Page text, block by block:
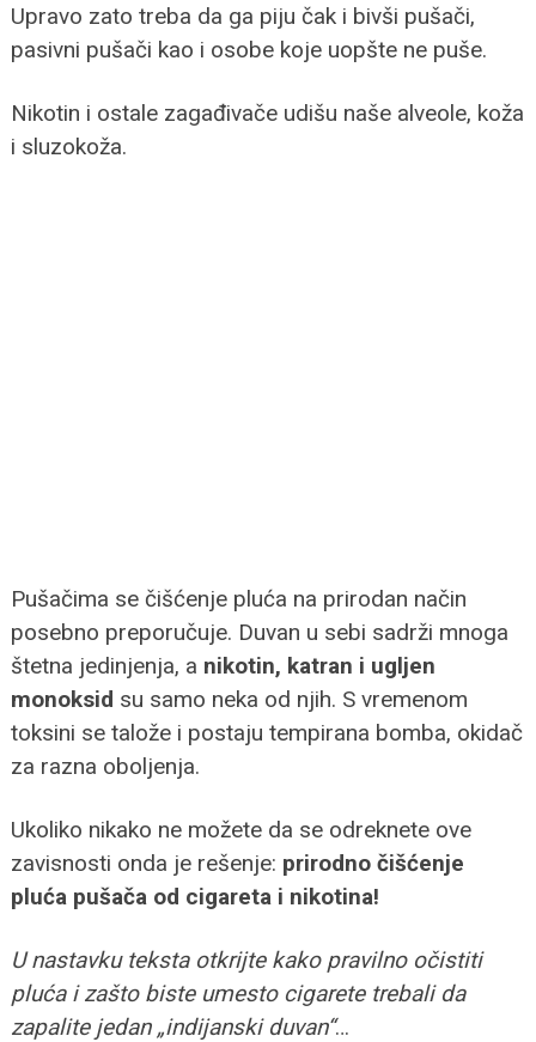
Upravo zato treba da ga piju čak i bivši pušači,
pasivni pušači kao i osobe koje uopšte ne puše.
Nikotin i ostale zagađivače udišu naše alveole, koža
i sluzokoža.
Pušačima se čišćenje pluća na prirodan način
posebno preporučuje. Duvan u sebi sadrži mnoga
štetna jedinjenja, a nikotin, katran i ugljen
monoksid su samo neka od njih. S vremenom
toksini se talože i postaju tempirana bomba, okidač
za razna oboljenja.
Ukoliko nikako ne možete da se odreknete ove
zavisnosti onda je rešenje: prirodno čišćenje
pluća pušača od cigareta i nikotina!
U nastavku teksta otkrijte kako pravilno očistiti
pluća i zašto biste umesto cigarete trebali da
zapalite jedan „indijanski duvan“…